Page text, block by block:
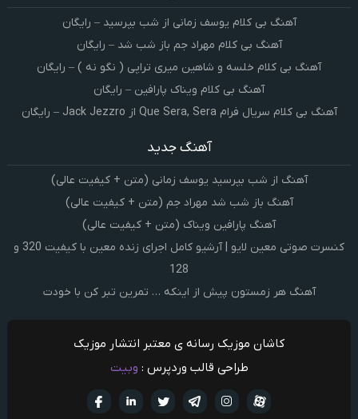
آهنگ بی کلام یوسف زمانی از شب بپرسید – رایگان
آهنگ بی کلام مهراد جم باز شب شد – رایگان
آهنگ بی کلام خلسه و شاهین میری تراپی ( نگو نه ) – رایگان
آهنگ بی کلام ویناک پارافین – رایگان
آهنگ بی کلام سریال فرام Que Sera, Sera از Jack Jezzro – رایگان
آهنگ جدید
آهنگ از شب بپرسید یوسف زمانی (متن + کیفیت عالی)
آهنگ باز شب شد مهراد جم (متن + کیفیت عالی)
آهنگ پارافین ویناک (متن + کیفیت عالی)
کنسرت صوتی معین لایو | آرشیو کامل اجرای زنده معین با کیفیت 320 و
128
آهنگ هر زمستون پیش از اینکه … تمرین تبر کن با خودت
کاشان موزیک رسانه ی معتبر انتشار موزیک
طراحی قالب وردپرس : وبیت
تويتر تلگرام
اینستاگرام آپارات